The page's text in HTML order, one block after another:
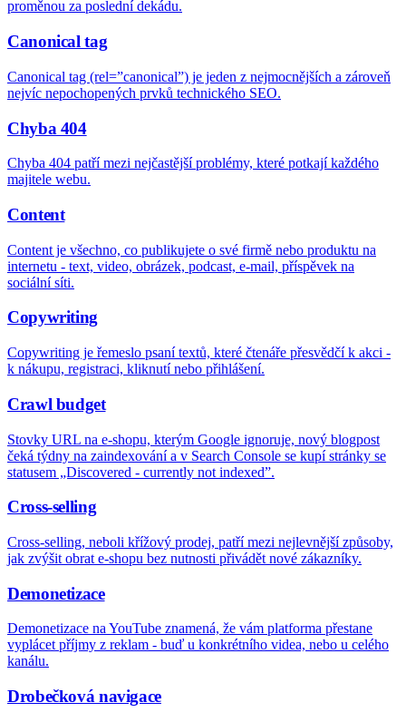
proměnou za poslední dekádu.
Canonical tag
Canonical tag (rel=”canonical”) je jeden z nejmocnějších a zároveň
nejvíc nepochopených prvků technického SEO.
Chyba 404
Chyba 404 patří mezi nejčastější problémy, které potkají každého
majitele webu.
Content
Content je všechno, co publikujete o své firmě nebo produktu na
internetu - text, video, obrázek, podcast, e-mail, příspěvek na
sociální síti.
Copywriting
Copywriting je řemeslo psaní textů, které čtenáře přesvědčí k akci -
k nákupu, registraci, kliknutí nebo přihlášení.
Crawl budget
Stovky URL na e-shopu, kterým Google ignoruje, nový blogpost
čeká týdny na zaindexování a v Search Console se kupí stránky se
statusem „Discovered - currently not indexed”.
Cross-selling
Cross-selling, neboli křížový prodej, patří mezi nejlevnější způsoby,
jak zvýšit obrat e-shopu bez nutnosti přivádět nové zákazníky.
Demonetizace
Demonetizace na YouTube znamená, že vám platforma přestane
vyplácet příjmy z reklam - buď u konkrétního videa, nebo u celého
kanálu.
Drobečková navigace